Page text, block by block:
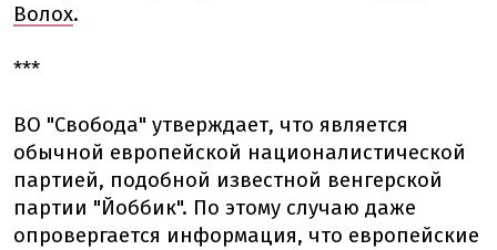
Волох.
***
ВО "Свобода" утверждает, что является
обычной европейской националистической
партией, подобной известной венгерской
партии "Йоббик". По этому случаю даже
опровергается информация, что европейские